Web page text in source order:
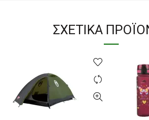
ΣΧΕΤΙΚΆ